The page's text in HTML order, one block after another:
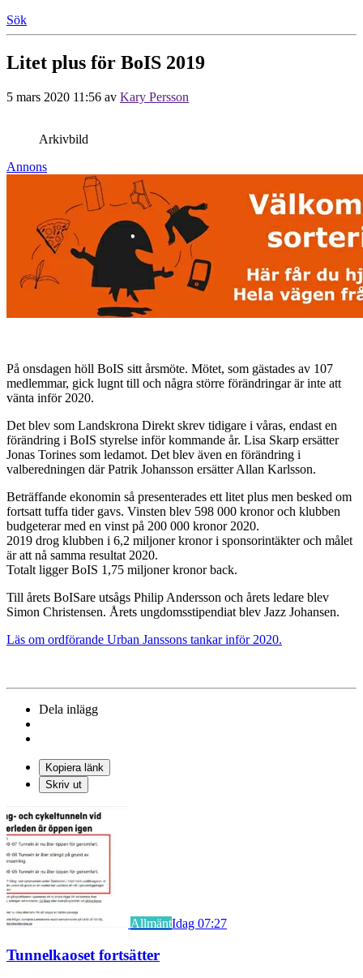
Sök
Litet plus för BoIS 2019
5 mars 2020 11:56 av Kary Persson
Arkivbild
Annons
På onsdagen höll BoIS sitt årsmöte. Mötet, som gästades av 107
medlemmar, gick lugnt till och några större förändringar är inte att
vänta inför 2020.
Det blev som Landskrona Direkt skrev tidigare i våras, endast en
förändring i BoIS styrelse inför kommande år. Lisa Skarp ersätter
Jonas Torines som ledamot. Det blev även en förändring i
valberedningen där Patrik Johansson ersätter Allan Karlsson.
Beträffande ekonomin så presenterades ett litet plus men besked om
fortsatt tuffa tider gavs. Vinsten blev 598 000 kronor och klubben
budgeterar med en vinst på 200 000 kronor 2020.
2019 drog klubben i 6,2 miljoner kronor i sponsorintäkter och målet
är att nå samma resultat 2020.
Totalt ligger BoIS 1,75 miljoner kronor back.
Till årets BoISare utsågs Philip Andersson och årets ledare blev
Simon Christensen. Årets ungdomsstipendiat blev Jazz Johansen.
Läs om ordförande Urban Janssons tankar inför 2020.
Dela inlägg
Kopiera länk
Skriv ut
AllmäntIdag 07:27
Tunnelkaoset fortsätter